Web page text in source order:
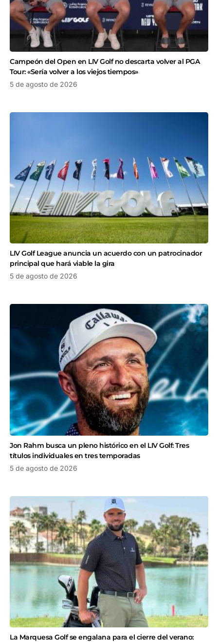
Campeón del Open en LIV Golf no descarta volver al PGA
Tour: «Sería volver a los viejos tiempos»
5 de agosto de 2026
LIV Golf League anuncia un acuerdo con un patrocinador
principal que hará viable la gira
5 de agosto de 2026
Jon Rahm busca un pleno histórico en el LIV Golf: Tres
títulos individuales en tres temporadas
5 de agosto de 2026
La Marquesa Golf se engalana para el cierre del verano: